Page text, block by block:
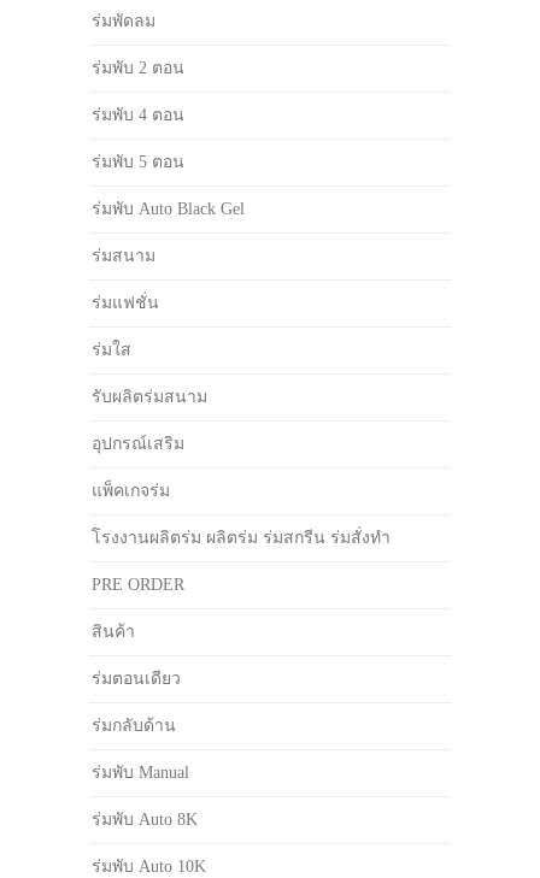
ร่มพัดลม
ร่มพับ 2 ตอน
ร่มพับ 4 ตอน
ร่มพับ 5 ตอน
ร่มพับ Auto Black Gel
ร่มสนาม
ร่มแฟชั่น
ร่มใส
รับผลิตร่มสนาม
อุปกรณ์เสริม
แพ็คเกจร่ม
โรงงานผลิตร่ม ผลิตร่ม ร่มสกรีน ร่มสั่งทำ
PRE ORDER
สินค้า
ร่มตอนเดียว
ร่มกลับด้าน
ร่มพับ Manual
ร่มพับ Auto 8K
ร่มพับ Auto 10K